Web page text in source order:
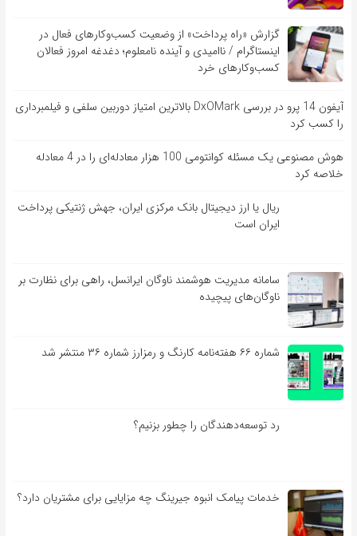
گزارش «راه پرداخت» از وضعیت کسب‌وکارهای فعال در
اینستاگرام / ناامیدی و آینده نامعلوم؛ دغدغه امروز فعالان
کسب‌وکارهای خرد
آیفون 14 پرو در بررسی DxOMark بالاترین امتیاز دوربین سلفی و فیلمبرداری
را کسب کرد
هوش مصنوعی یک مسئله کوانتومی 100 هزار معادله‌‎ای را در 4 معادله
خلاصه کرد
ریال یا ارز دیجیتال بانک مرکزی ایران، جهش ژنتیکی پرداخت
ایران است
سامانه مدیریت هوشمند ناوگان ایرانسل، راهی برای نظارت بر
ناوگان‌های پیچیده
شماره ۶۶ هفته‌نامه کارنگ و رمزارز شماره ۳۶ منتشر شد
رد توسعه‌دهندگان را چطور بزنیم؟
خدمات پیامک انبوه جیرینگ چه مزایایی برای مشتریان دارد؟